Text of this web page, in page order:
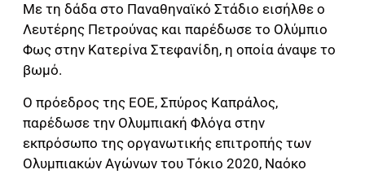
Με τη δάδα στο Παναθηναϊκό Στάδιο εισήλθε ο
Λευτέρης Πετρούνας και παρέδωσε το Ολύμπιο
Φως στην Κατερίνα Στεφανίδη, η οποία άναψε το
βωμό.
Ο πρόεδρος της ΕΟΕ, Σπύρος Καπράλος,
παρέδωσε την Ολυμπιακή Φλόγα στην
εκπρόσωπο της οργανωτικής επιτροπής των
Ολυμπιακών Αγώνων του Τόκιο 2020, Ναόκο